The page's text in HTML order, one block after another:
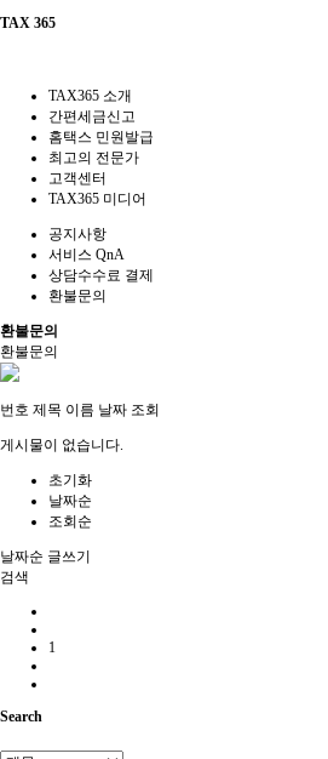
TAX 365
TAX365 소개
간편세금신고
홈택스 민원발급
최고의 전문가
고객센터
TAX365 미디어
공지사항
서비스 QnA
상담수수료 결제
환불문의
환불문의
환불문의
번호 제목 이름 날짜 조회
게시물이 없습니다.
초기화
날짜순
조회순
날짜순 글쓰기
검색
1
Search